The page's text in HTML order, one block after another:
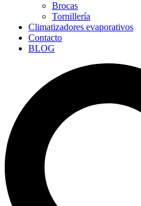
Brocas
Tornillería
Climatizadores evaporativos
Contacto
BLOG